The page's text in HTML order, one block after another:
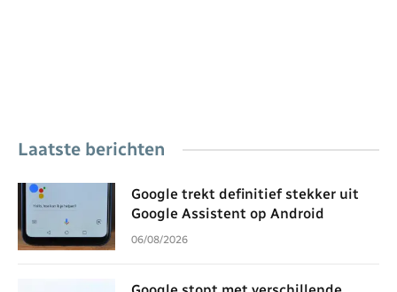
Laatste berichten
Google trekt definitief stekker uit
Google Assistent op Android
06/08/2026